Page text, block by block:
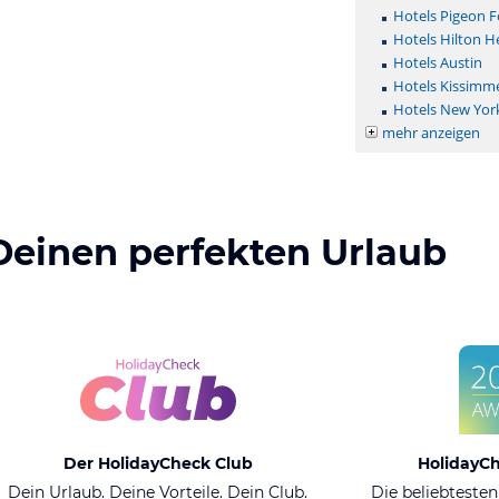
Hotels Pigeon
Hotels Hilton
Hotels Austin
Hotels
Hotels New
mehr anzeigen
perfekten Urlaub
Der HolidayCheck Club
Dein Urlaub. Deine Vorteile. Dein Club.
Die